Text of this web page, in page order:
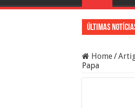
Últimas
Home/
Papa